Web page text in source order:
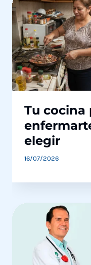
Tu cocina
elegir
16/07/2026